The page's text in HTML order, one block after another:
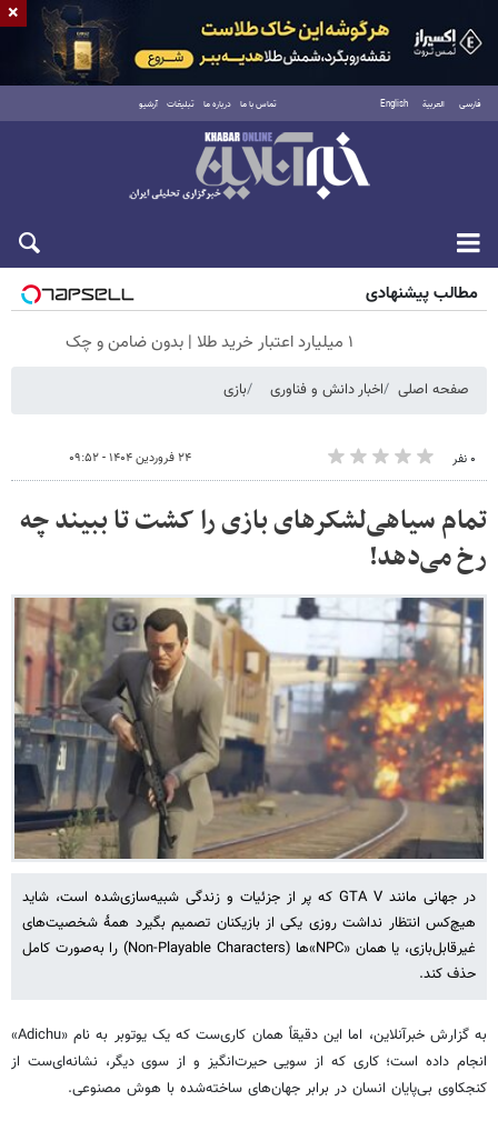
فارسی العربية English تماس با ما درباره ما تبلیغات آرشیو
پنجشنبه ۱۵ مرداد ۱۴۰۵
مطالب پیشنهادی
۱ میلیارد اعتبار خرید طلا | بدون ضامن و چک
صفحه اصلی اخبار دانش و فناوری بازی
۰ نفر ۲۴ فروردین ۱۴۰۴ - ۰۹:۵۲
تمام سیاهی‌لشکرهای بازی را کشت تا ببیند چه
رخ می‌دهد!
در جهانی مانند GTA V که پر از جزئیات و زندگی شبیه‌سازی‌شده است، شاید
هیچ‌کس انتظار نداشت روزی یکی از بازیکنان تصمیم بگیرد همهٔ شخصیت‌های
غیرقابل‌بازی، یا همان «NPC»ها (Non-Playable Characters) را به‌صورت کامل
حذف کند.
به گزارش خبرآنلاین، اما این دقیقاً همان کاری‌ست که یک یوتوبر به نام «Adichu»
انجام داده است؛ کاری که از سویی حیرت‌انگیز و از سوی دیگر، نشانه‌ای‌ست از
کنجکاوی بی‌پایان انسان در برابر جهان‌های ساخته‌شده با هوش مصنوعی.
×